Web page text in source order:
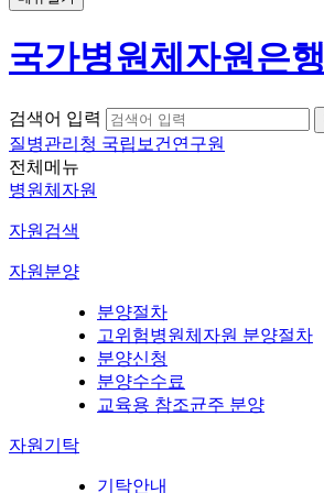
국가병원체자원은행
검색어 입력
질병관리청 국립보건연구원
전체메뉴
병원체자원
자원검색
자원분양
분양절차
고위험병원체자원 분양절차
분양신청
분양수수료
교육용 참조균주 분양
자원기탁
기탁안내